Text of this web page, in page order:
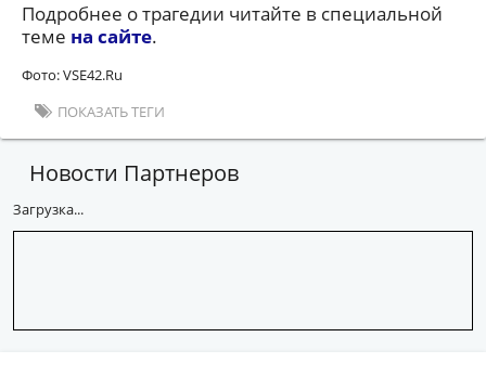
Подробнее о трагедии читайте в специальной
теме на сайте.
Фото: VSE42.Ru
ПОКАЗАТЬ ТЕГИ
Новости Партнеров
Загрузка...